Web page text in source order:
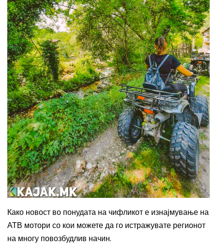
Како новост во понудата на чифликот е изнајмување на
АТВ мотори со кои можете да го истражувате регионот
на многу повозбудлив начин.